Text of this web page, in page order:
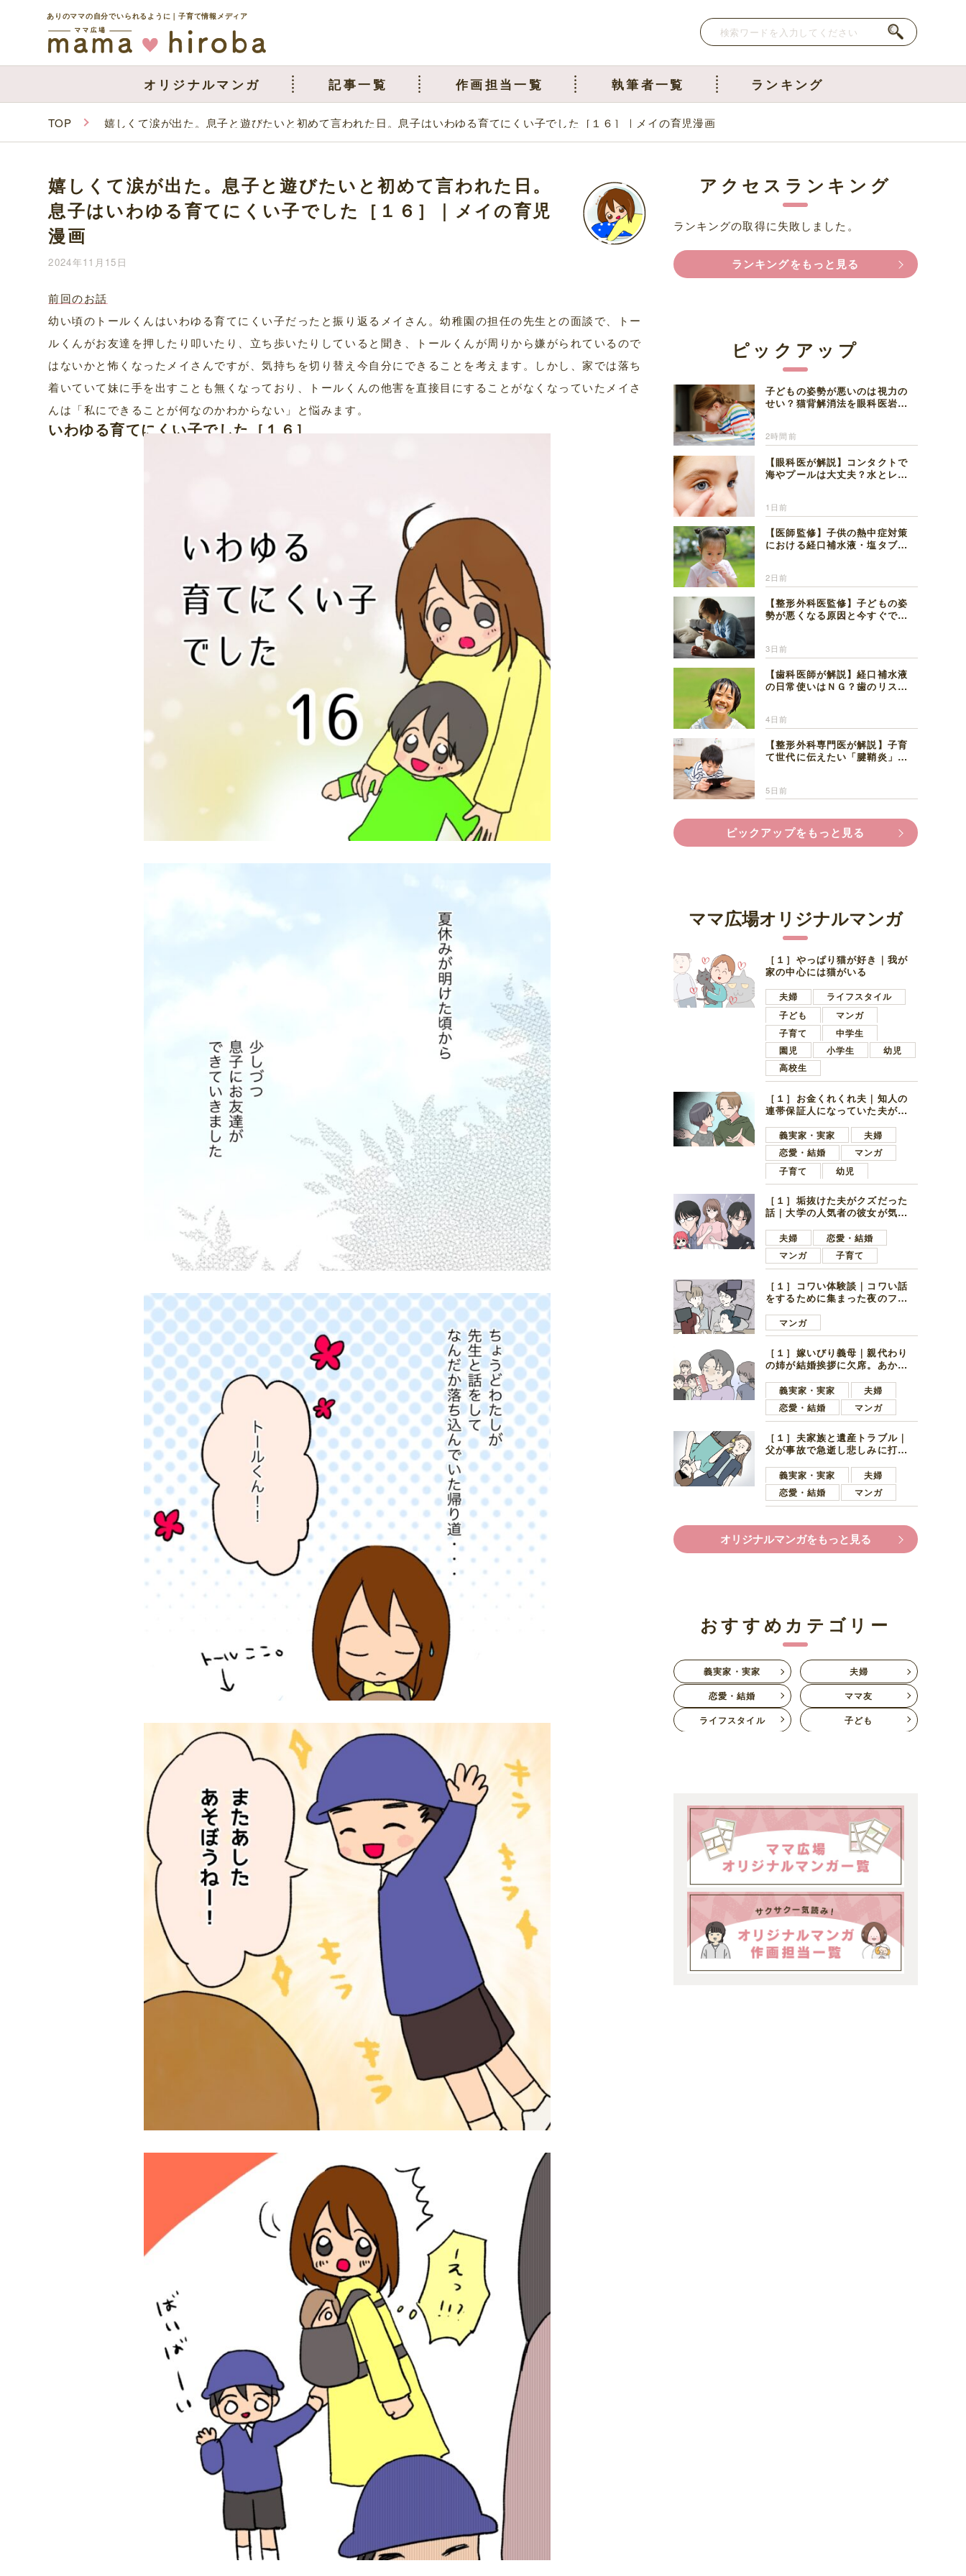
ありのママの自分でいられるように｜子育て情報メディア
オリジナルマンガ 記事一覧 作画担当一覧 執筆者一覧 ランキング
TOP 嬉しくて涙が出た。息子と遊びたいと初めて言われた日。息子はいわゆる育てにくい子でした［１６］｜メイの育児漫画
嬉しくて涙が出た。息子と遊びたいと初めて言われた日。
息子はいわゆる育てにくい子でした［１６］｜メイの育児
漫画
2024年11月15日
前回のお話
幼い頃のトールくんはいわゆる育てにくい子だったと振り返るメイさん。幼稚園の担任の先生との面談で、トー
ルくんがお友達を押したり叩いたり、立ち歩いたりしていると聞き、トールくんが周りから嫌がられているので
はないかと怖くなったメイさんですが、気持ちを切り替え今自分にできることを考えます。しかし、家では落ち
着いていて妹に手を出すことも無くなっており、トールくんの他害を直接目にすることがなくなっていたメイさ
んは「私にできることが何なのかわからない」と悩みます。
いわゆる育てにくい子でした［１６］
アクセスランキング
ランキングの取得に失敗しました。
ランキングをもっと見る
ピックアップ
子どもの姿勢が悪いのは視力の
せい？猫背解消法を眼科医岩見
2時間前
【眼科医が解説】コンタクトで
海やプールは大丈夫？水とレン
1日前
【医師監修】子供の熱中症対策
における経口補水液・塩タブレ
2日前
【整形外科医監修】子どもの姿
勢が悪くなる原因と今すぐでき
3日前
【歯科医師が解説】経口補水液
の日常使いはＮＧ？歯のリスク
4日前
【整形外科専門医が解説】子育
て世代に伝えたい「腱鞘炎」の
5日前
ピックアップをもっと見る
ママ広場オリジナルマンガ
［１］やっぱり猫が好き｜我が
家の中心には猫がいる
夫婦
ライフスタイル
子ども
マンガ
子育て
中学生
園児
小学生
幼児
高校生
［１］お金くれくれ夫｜知人の
連帯保証人になっていた夫が家
言ってきた
義実家・実家
夫婦
恋愛・結婚
マンガ
子育て
幼児
［１］垢抜けた夫がクズだった
話｜大学の人気者の彼女が気に
子学生
夫婦
恋愛・結婚
マンガ
子育て
［１］コワい体験談｜コワい話
をするために集まった夜のファ
好きの男の子ママ
マンガ
［１］嫁いびり義母｜親代わり
の姉が結婚挨拶に欠席。あから
義実家・実家
夫婦
恋愛・結婚
マンガ
［１］夫家族と遺産トラブル｜
父が事故で急逝し悲しみに打ち
ます夫
義実家・実家
夫婦
恋愛・結婚
マンガ
オリジナルマンガをもっと見る
おすすめカテゴリー
義実家・実家
夫婦
恋愛・結婚
ママ友
ライフスタイル
子ども